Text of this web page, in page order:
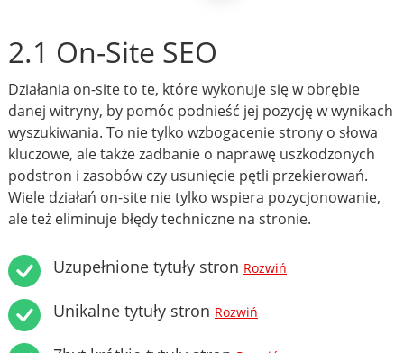
2.1 On-Site SEO
Działania on-site to te, które wykonuje się w obrębie
danej witryny, by pomóc podnieść jej pozycję w wynikach
wyszukiwania. To nie tylko wzbogacenie strony o słowa
kluczowe, ale także zadbanie o naprawę uszkodzonych
podstron i zasobów czy usunięcie pętli przekierowań.
Wiele działań on-site nie tylko wspiera pozycjonowanie,
ale też eliminuje błędy techniczne na stronie.
Uzupełnione tytuły stron Rozwiń
Unikalne tytuły stron Rozwiń